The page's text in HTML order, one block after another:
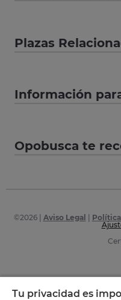
Plazas
Información
Opobusca te
©2026| Aviso Legal
Tu privacidad es